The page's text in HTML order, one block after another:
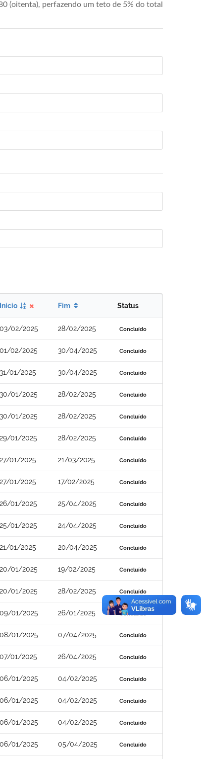
(oitenta), perfazendo um teto de 5% do total
Início Fim Status
03/02/2025 28/02/2025 Concluído
01/02/2025 30/04/2025 Concluído
31/01/2025 30/04/2025 Concluído
30/01/2025 28/02/2025 Concluído
30/01/2025 28/02/2025 Concluído
29/01/2025 28/02/2025 Concluído
27/01/2025 21/03/2025 Concluído
27/01/2025 17/02/2025 Concluído
26/01/2025 25/04/2025 Concluído
25/01/2025 24/04/2025 Concluído
21/01/2025 20/04/2025 Concluído
20/01/2025 19/02/2025 Concluído
20/01/2025 28/02/2025 Concluído
09/01/2025 26/01/2025 Concluído
08/01/2025 07/04/2025 Concluído
07/01/2025 26/04/2025 Concluído
06/01/2025 04/02/2025 Concluído
06/01/2025 04/02/2025 Concluído
06/01/2025 04/02/2025 Concluído
06/01/2025 05/04/2025 Concluído